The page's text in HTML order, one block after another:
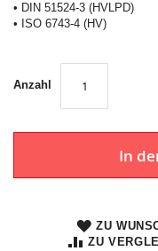
• DIN 51524-3 (HVLPD)
• ISO 6743-4 (HV)
Anzahl
In
ZU
ZU